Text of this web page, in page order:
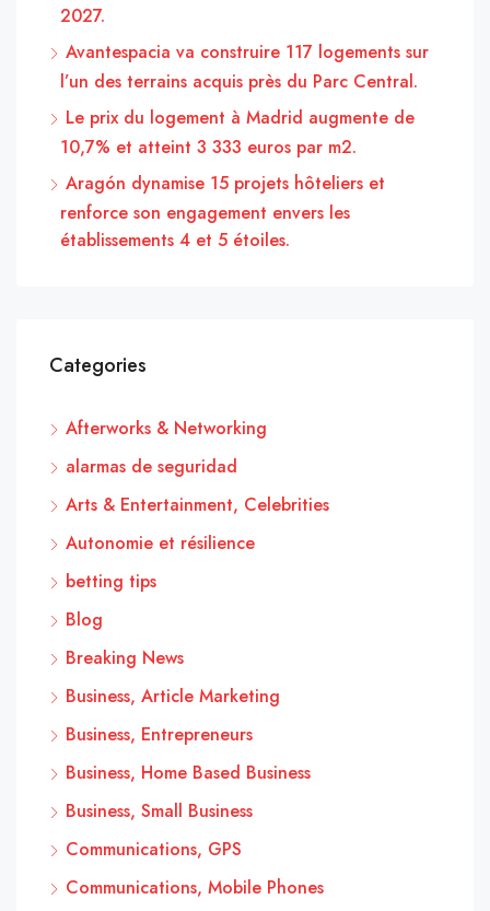
2027.
Avantespacia va construire 117 logements sur
l’un des terrains acquis près du Parc Central.
Le prix du logement à Madrid augmente de
10,7% et atteint 3 333 euros par m2.
Aragón dynamise 15 projets hôteliers et
renforce son engagement envers les
établissements 4 et 5 étoiles.
Categories
Afterworks & Networking
alarmas de seguridad
Arts & Entertainment, Celebrities
Autonomie et résilience
betting tips
Blog
Breaking News
Business, Article Marketing
Business, Entrepreneurs
Business, Home Based Business
Business, Small Business
Communications, GPS
Communications, Mobile Phones